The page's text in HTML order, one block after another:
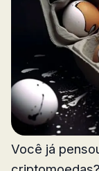
Você já